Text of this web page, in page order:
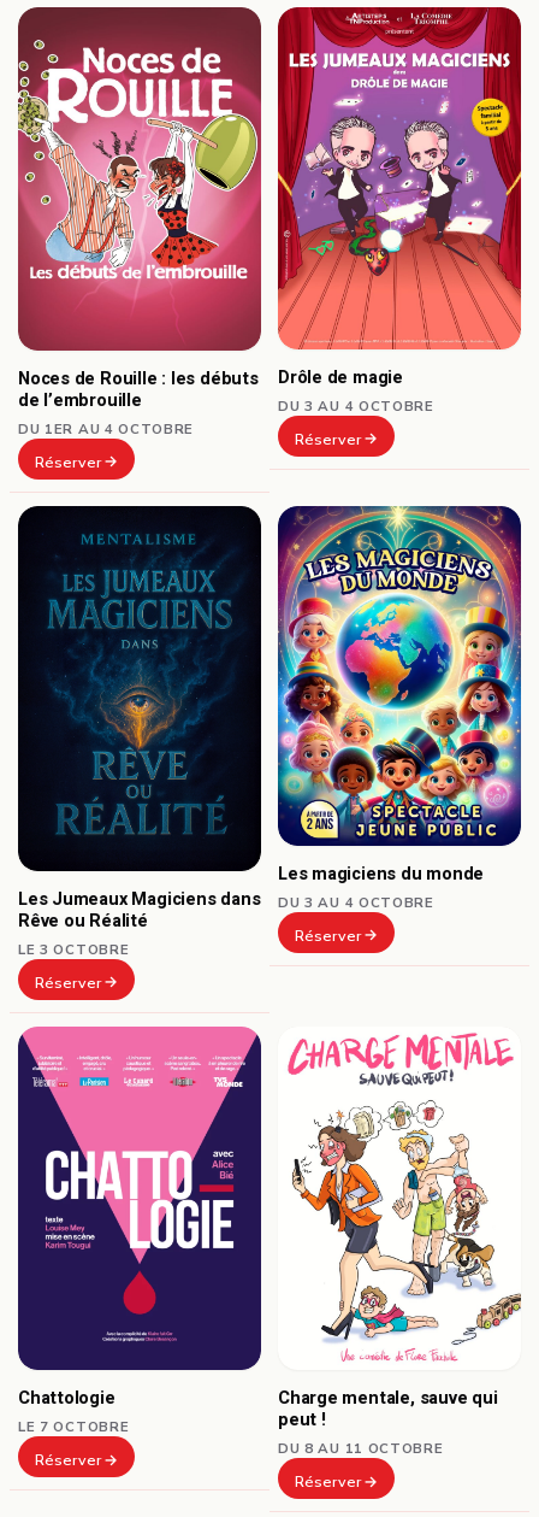
Noces de Rouille : les débuts
de l’embrouille
DU 1ER AU 4 OCTOBRE
Réserver
Drôle de magie
DU 3 AU 4 OCTOBRE
Réserver
Les Jumeaux Magiciens dans
Rêve ou Réalité
LE 3 OCTOBRE
Réserver
Les magiciens du monde
DU 3 AU 4 OCTOBRE
Réserver
Chattologie
LE 7 OCTOBRE
Réserver
Charge mentale, sauve qui
peut !
DU 8 AU 11 OCTOBRE
Réserver